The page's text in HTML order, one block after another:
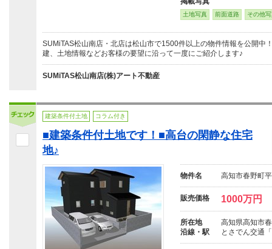
土地写真 前面道路 その他
SUMiTAS松山南店・北店は松山市で1500件以上の物件情報を公開
建、土地情報などお客様の要望に沿って一度にご紹介します♪
SUMiTAS松山南店(株)アート不動産
建築条件付土地 コラム付き
■建築条件付土地です！■高台の閑静な住宅
地♪
物件名 高知市春野町
販売価格 1000万円
所在地
高知県高知市
沿線・駅
とさでん交通